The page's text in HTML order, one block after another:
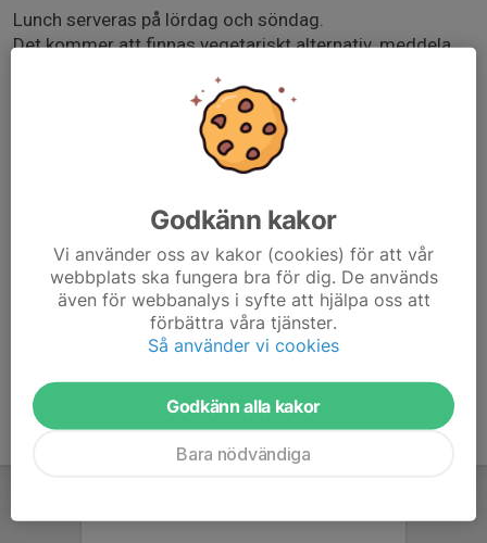
Lunch serveras på lördag och söndag.
Det kommer att finnas vegetariskt alternativ, meddela
Kom gärna ca 30 min innan så hjälps vi åt att lägga ut
Varmt välkomna!
Lägerschema 8-10 maj 2026_ver 2.pdf
Godkänn kakor
Vi använder oss av kakor (cookies) för att vår
webbplats ska fungera bra för dig. De används
även för webbanalys i syfte att hjälpa oss att
förbättra våra tjänster.
Så använder vi cookies
Godkänn alla kakor
Bara nödvändiga